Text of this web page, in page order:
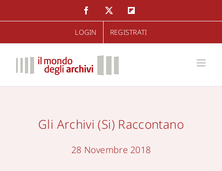
al
FacebookTwitter
LOGIN REGISTRATI
Gli Archivi (si) Raccontano
28 Novembre 2018